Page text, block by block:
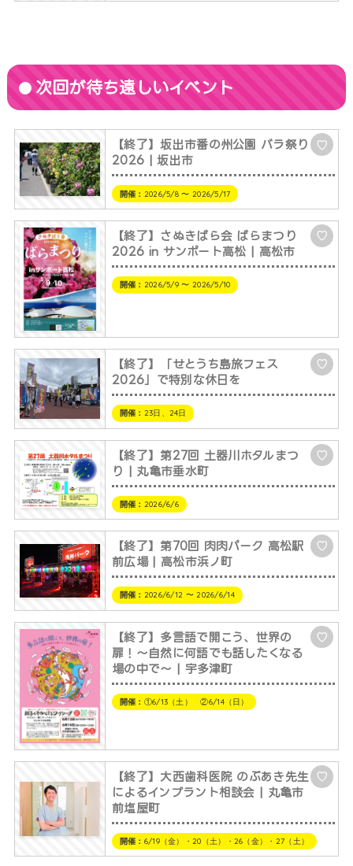
次回が待ち遠しいイベント
【終了】坂出市番の州公園 バラ祭り
2026 | 坂出市
♡
開催： 2026/5/8 〜 2026/5/17
【終了】さぬきばら会 ばらまつり
2026 in サンポート高松 | 高松市
♡
開催： 2026/5/9 〜 2026/5/10
【終了】「せとうち島旅フェス
2026」で特別な休日を
♡
開催： 23日、24日
【終了】第27回 土器川ホタルまつ
り | 丸亀市垂水町
♡
開催： 2026/6/6
【終了】第70回 肉肉パーク 高松駅
前広場 | 高松市浜ノ町
♡
開催： 2026/6/12 〜 2026/6/14
【終了】多言語で開こう、世界の
扉！～自然に何語でも話したくなる
場の中で～ | 宇多津町
♡
開催： ①6/13（土） ②6/14（日）
【終了】大西歯科医院 のぶあき先生
によるインプラント相談会 | 丸亀市
前塩屋町
♡
開催： 6/19（金）・20（土）・26（金）・27（土）